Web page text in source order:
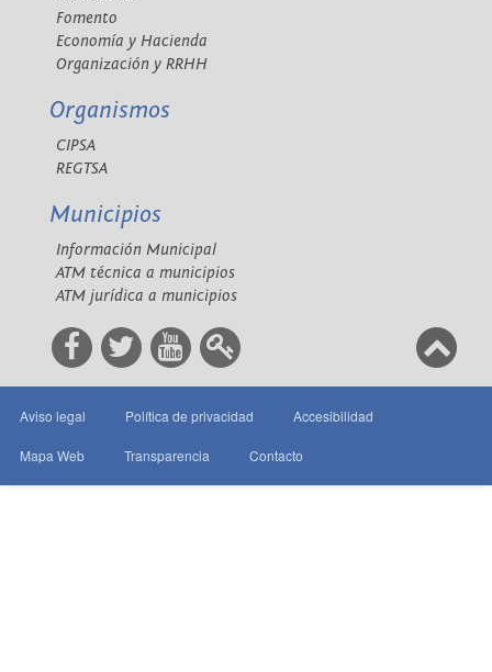
Fomento
Economía y Hacienda
Organización y RRHH
Organismos
CIPSA
REGTSA
Municipios
Información Municipal
ATM técnica a municipios
ATM jurídica a municipios
Aviso legal Política de privacidad Accesibilidad
Mapa Web Transparencia Contacto